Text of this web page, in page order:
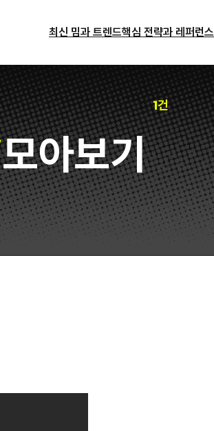
최신 밈과 트렌드핵심 전략과 레퍼런스
모아보기
1건